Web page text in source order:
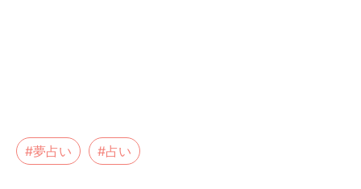
#夢占い #占い